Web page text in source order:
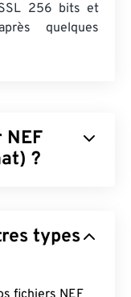
256 bits et
quelques
?
qui signifie
à
utilisé et aux